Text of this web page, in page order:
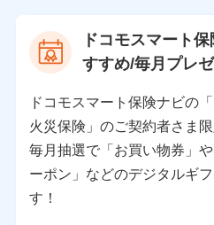
当社の対応品質向上やお問い合
個人情報保護管理者の職
〒103-0013 東京都中央区日
バンネット日本橋ビル 3F
株式会社ドコモ・インシュアラ
個人情報の第三者提供に
ドコモスマート
すすめ/毎月プレ
ドコモスマート保険ナビの
火災保険」のご契約者さま限
毎月抽選で「お買い物券」
ーポン」などのデジタルギ
す！